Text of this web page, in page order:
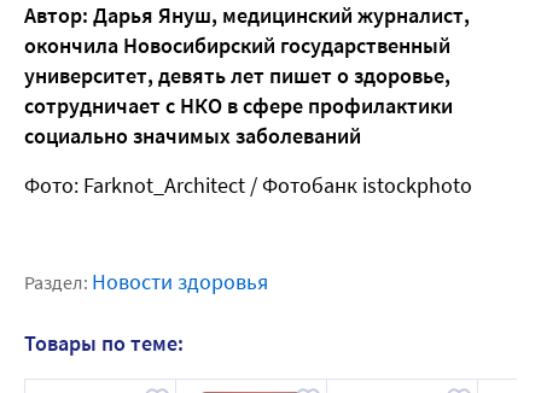
Автор: Дарья Януш, медицинский журналист,
окончила Новосибирский государственный
университет, девять лет пишет о здоровье,
сотрудничает с НКО в сфере профилактики
социально значимых заболеваний
Фото: Farknot_Architect / Фотобанк istockphoto
Раздел: Новости здоровья
Товары по теме: